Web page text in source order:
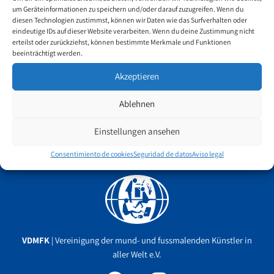
um Geräteinformationen zu speichern und/oder darauf zuzugreifen. Wenn du
diesen Technologien zustimmst, können wir Daten wie das Surfverhalten oder
eindeutige IDs auf dieser Website verarbeiten. Wenn du deine Zustimmung nicht
erteilst oder zurückziehst, können bestimmte Merkmale und Funktionen
beeinträchtigt werden.
Akzeptieren
Ablehnen
Einstellungen ansehen
Consentimiento de cookiesSeguridad de datosAviso legal
El pintor de pie filipino Jason C. Delos Reyes, mostró su acuarela
durante la inauguración de la primera feria de arte de Miriam
College, titulada «UnARThodox», La exposición tuvo lugar del
jueves 31 de enero al 2 de febrero de 2019 en el recinto Paz Adriano
de Miriam College en Quezon City. El evento también incluyo
seminarios y talleres sobre temas como caligrafía, retrato, recorte
VDMFK | Vereinigung der mund- und fussmalenden Künstler in
aller Welt e.V.
Facebook
YouTube
Instagram